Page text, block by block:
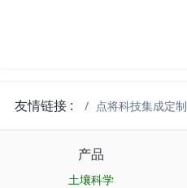
友情链接 : 点将科技集成定制
产品
土壤科学